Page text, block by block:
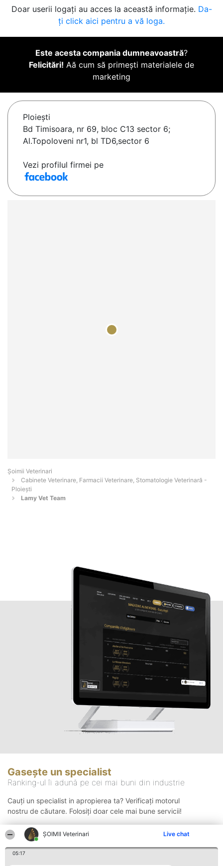
ȘOIMII Veterinari Live chat
05:17
Doar userii logați au acces la această informație. Da-
ți click aici pentru a vă loga.
Este acesta compania dumneavoastră?
Felicitări! Aă cum să primești materialele de
marketing
Ploieşti
Bd Timisoara, nr 69, bloc C13 sector 6;
Al.Topoloveni nr1, bl TD6,sector 6
Vezi profilul firmei pe
Șoimii Veterinari
Cabinete Veterinare, Farmacii Veterinare, Stomatologie Veterinară -
Ploieşti
Lamy Vet Team
Gasește un specialist
Ranking-ul îi adună pe cei mai buni din industrie
Cauți un specialist in apropierea ta? Verificați motorul
nostru de căutare. Folosiți doar cele mai bune servicii!